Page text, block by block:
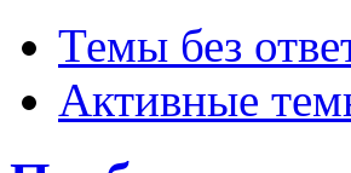
Темы без
Активные